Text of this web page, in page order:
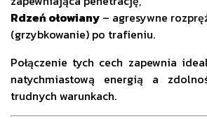
Rdzeń ołowiany – agresywne
(grzybkowanie) po trafieniu.
Połączenie tych cech zapewnia
natychmiastową energią a
trudnych warunkach.